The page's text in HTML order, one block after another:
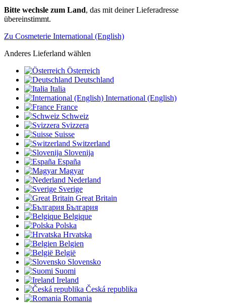
Bitte wechsle zum Land, das mit deiner Lieferadresse
übereinstimmt.
Zu Cosmeterie International (English)
Anderes Lieferland wählen
Österreich
Deutschland
Italia
International (English)
France
Schweiz
Svizzera
Suisse
Switzerland
Slovenija
España
Magyar
Nederland
Sverige
Great Britain
България
Belgique
Polska
Hrvatska
Belgien
België
Slovensko
Suomi
Ireland
Česká republika
Romania